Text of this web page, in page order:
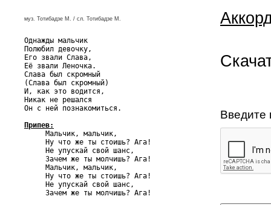
муз. Тотибадзе М. / сл. Тотибадзе М.
Однажды мальчик
Полюбил девочку,
Его звали Слава,
Её звали Леночка.
Слава был скромный
(Слава был скромный)
И, как это водится,
Никак не решался
Он с ней познакомиться.
Припев:
Мальчик, мальчик,
     Ну что же ты стоишь? Ага!
     Не упускай свой шанс,
     Зачем же ты молчишь? Ага!
     Мальчик, мальчик,
     Ну что же ты стоишь? Ага!
     Не упускай свой шанс,
     Зачем же ты молчишь? Ага!
Введите